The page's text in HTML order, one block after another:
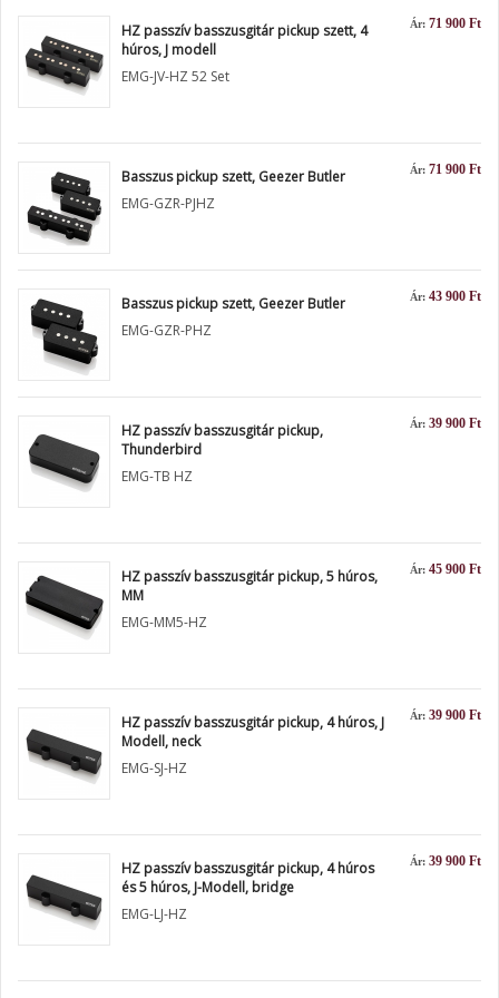
Ár: 71 900 Ft
HZ passzív basszusgitár pickup szett, 4
húros, J modell
EMG-JV-HZ 52 Set
Ár: 71 900 Ft
Basszus pickup szett, Geezer Butler
EMG-GZR-PJHZ
Ár: 43 900 Ft
Basszus pickup szett, Geezer Butler
EMG-GZR-PHZ
Ár: 39 900 Ft
HZ passzív basszusgitár pickup,
Thunderbird
EMG-TB HZ
Ár: 45 900 Ft
HZ passzív basszusgitár pickup, 5 húros,
MM
EMG-MM5-HZ
Ár: 39 900 Ft
HZ passzív basszusgitár pickup, 4 húros, J
Modell, neck
EMG-SJ-HZ
Ár: 39 900 Ft
HZ passzív basszusgitár pickup, 4 húros
és 5 húros, J-Modell, bridge
EMG-LJ-HZ